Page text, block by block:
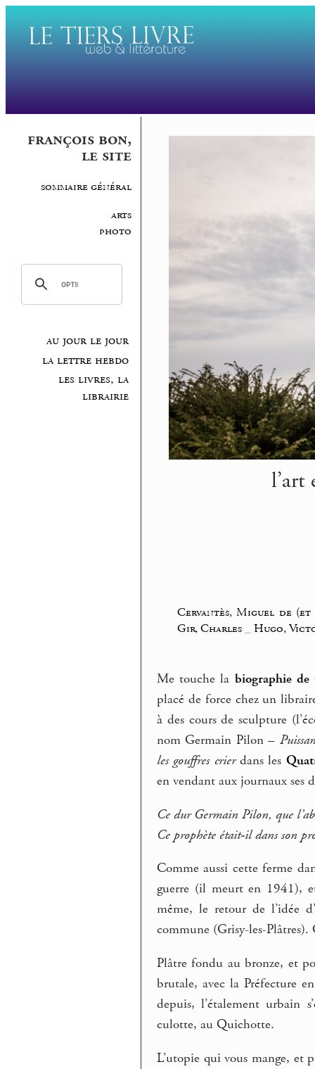
françois bon,
le site
sommaire général
arts
photo
au jour le jour
la lettre hebdo
les livres, la
librairie
l’art
Cervantès, Miguel de
Gir, Charles_ Hugo,
Me touche la biographie
placé de force chez un
à des cours de sculpture
nom Germain Pilon –
les gouffres crierdans les
en vendant aux journaux ses
Ce dur Germain Pilon, que
Ce prophète était-il dans son
Comme aussi cette ferme
guerre (il meurt en 1941),
même, le retour de l’idée
commune (Grisy-les-
Plâtre fondu au bronze, et
brutale, avec la Préfecture
depuis, l’étalement urbain
culotte, au Quichotte.
L’utopie qui vous mange, et